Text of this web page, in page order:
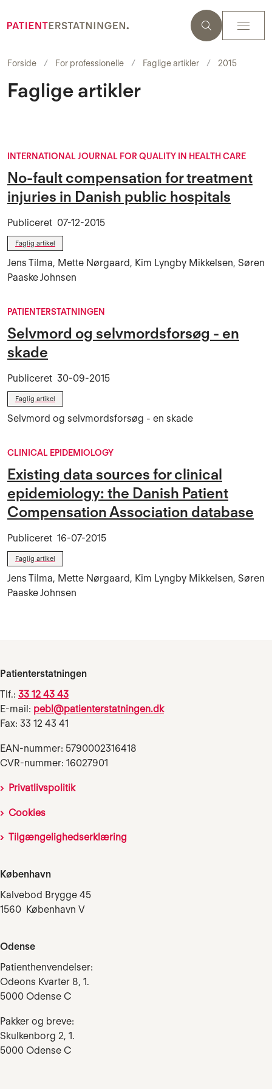
Forside For professionelle Faglige artikler 2015
Faglige artikler
INTERNATIONAL JOURNAL FOR QUALITY IN HEALTH CARE
No-fault compensation for treatment
injuries in Danish public hospitals
Publiceret 07-12-2015
Faglig artikel
Jens Tilma, Mette Nørgaard, Kim Lyngby Mikkelsen, Søren
Paaske Johnsen
PATIENTERSTATNINGEN
Selvmord og selvmordsforsøg - en
skade
Publiceret 30-09-2015
Faglig artikel
Selvmord og selvmordsforsøg - en skade
CLINICAL EPIDEMIOLOGY
Existing data sources for clinical
epidemiology: the Danish Patient
Compensation Association database
Publiceret 16-07-2015
Faglig artikel
Jens Tilma, Mette Nørgaard, Kim Lyngby Mikkelsen, Søren
Paaske Johnsen
Patienterstatningen
Tlf.: 33 12 43 43
E-mail: pebl@patienterstatningen.dk
Fax: 33 12 43 41
EAN-nummer: 5790002316418
CVR-nummer: 16027901
Privatlivspolitik
Cookies
Tilgængelighedserklæring
København
Kalvebod Brygge 45
1560 København V
Odense
Patienthenvendelser:
Odeons Kvarter 8, 1.
5000 Odense C
Pakker og breve:
Skulkenborg 2, 1.
5000 Odense C